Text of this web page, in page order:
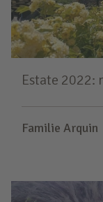
Estate 2022:
Familie Arquin